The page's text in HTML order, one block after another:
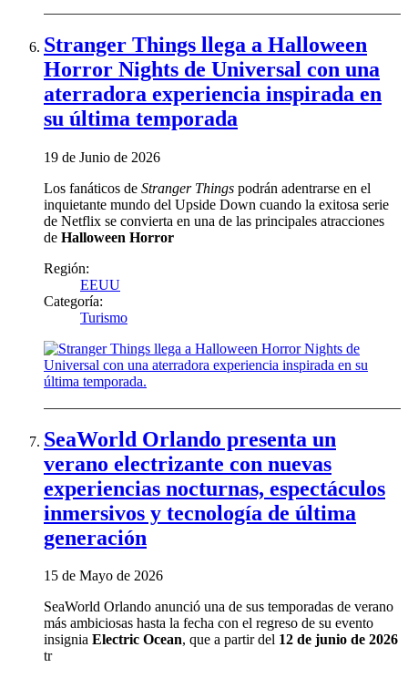
Stranger Things llega a Halloween
Horror Nights de Universal con una
aterradora experiencia inspirada en
su última temporada
19 de Junio de 2026
Los fanáticos de Stranger Things podrán adentrarse en el
inquietante mundo del Upside Down cuando la exitosa serie
de Netflix se convierta en una de las principales atracciones
de Halloween Horror
Región:
EEUU
Categoría:
Turismo
SeaWorld Orlando presenta un
verano electrizante con nuevas
experiencias nocturnas, espectáculos
inmersivos y tecnología de última
generación
15 de Mayo de 2026
SeaWorld Orlando anunció una de sus temporadas de verano
más ambiciosas hasta la fecha con el regreso de su evento
insignia Electric Ocean, que a partir del 12 de junio de 2026
tr